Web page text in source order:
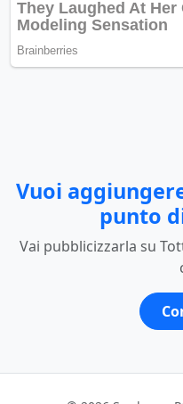
Vuoi
punto
Vai pubblicizzarla su